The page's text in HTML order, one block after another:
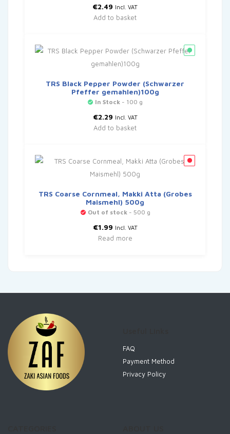
€2.49 Incl. VAT
Add to basket
TRS Black Pepper Powder (Schwarzer
Pfeffer gemahlen)100g
In Stock - 100 g
€2.29 Incl. VAT
Add to basket
TRS Coarse Cornmeal, Makki Atta (Grobes
Maismehl) 500g
Out of stock- 500 g
€1.99 Incl. VAT
Read more
FAQ
Payment Method
Privacy Policy